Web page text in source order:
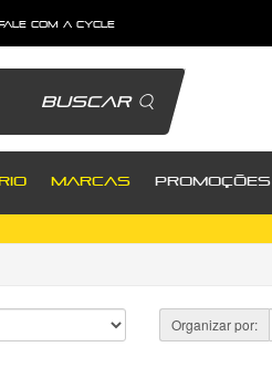
com a cycle
Buscar
MARCAS PROMOÇÕES
Organizar por: